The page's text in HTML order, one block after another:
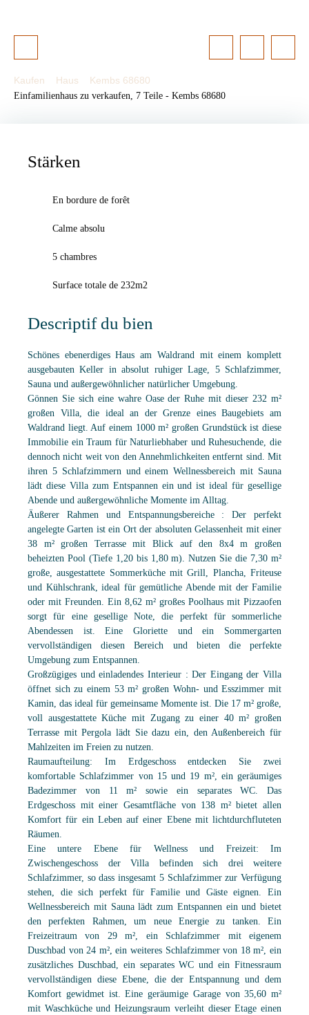
Kaufen Haus
Kembs 68680
Einfamilienhaus zu verkaufen, 7 Teile - Kembs 68680
Stärken
En bordure de forêt
Calme absolu
5 chambres
Surface totale de 232m2
Descriptif du bien
Schönes ebenerdiges Haus am Waldrand mit einem komplett
ausgebauten Keller in absolut ruhiger Lage, 5 Schlafzimmer,
Sauna und außergewöhnlicher natürlicher Umgebung.
Gönnen Sie sich eine wahre Oase der Ruhe mit dieser 232 m²
großen Villa, die ideal an der Grenze eines Baugebiets am
Waldrand liegt. Auf einem 1000 m² großen Grundstück ist diese
Immobilie ein Traum für Naturliebhaber und Ruhesuchende, die
dennoch nicht weit von den Annehmlichkeiten entfernt sind. Mit
ihren 5 Schlafzimmern und einem Wellnessbereich mit Sauna
lädt diese Villa zum Entspannen ein und ist ideal für gesellige
Abende und außergewöhnliche Momente im Alltag.
Äußerer Rahmen und Entspannungsbereiche : Der perfekt
angelegte Garten ist ein Ort der absoluten Gelassenheit mit einer
38 m² großen Terrasse mit Blick auf den 8x4 m großen
beheizten Pool (Tiefe 1,20 bis 1,80 m). Nutzen Sie die 7,30 m²
große, ausgestattete Sommerküche mit Grill, Plancha, Friteuse
und Kühlschrank, ideal für gemütliche Abende mit der Familie
oder mit Freunden. Ein 8,62 m² großes Poolhaus mit Pizzaofen
sorgt für eine gesellige Note, die perfekt für sommerliche
Abendessen ist. Eine Gloriette und ein Sommergarten
vervollständigen diesen Bereich und bieten die perfekte
Umgebung zum Entspannen.
Großzügiges und einladendes Interieur : Der Eingang der Villa
öffnet sich zu einem 53 m² großen Wohn- und Esszimmer mit
Kamin, das ideal für gemeinsame Momente ist. Die 17 m² große,
voll ausgestattete Küche mit Zugang zu einer 40 m² großen
Terrasse mit Pergola lädt Sie dazu ein, den Außenbereich für
Mahlzeiten im Freien zu nutzen.
Raumaufteilung: Im Erdgeschoss entdecken Sie zwei
komfortable Schlafzimmer von 15 und 19 m², ein geräumiges
Badezimmer von 11 m² sowie ein separates WC. Das
Erdgeschoss mit einer Gesamtfläche von 138 m² bietet allen
Komfort für ein Leben auf einer Ebene mit lichtdurchfluteten
Räumen.
Eine untere Ebene für Wellness und Freizeit: Im
Zwischengeschoss der Villa befinden sich drei weitere
Schlafzimmer, so dass insgesamt 5 Schlafzimmer zur Verfügung
stehen, die sich perfekt für Familie und Gäste eignen. Ein
Wellnessbereich mit Sauna lädt zum Entspannen ein und bietet
den perfekten Rahmen, um neue Energie zu tanken. Ein
Freizeitraum von 29 m², ein Schlafzimmer mit eigenem
Duschbad von 24 m², ein weiteres Schlafzimmer von 18 m², ein
zusätzliches Duschbad, ein separates WC und ein Fitnessraum
vervollständigen diese Ebene, die der Entspannung und dem
Komfort gewidmet ist. Eine geräumige Garage von 35,60 m²
mit Waschküche und Heizungsraum verleiht dieser Etage einen